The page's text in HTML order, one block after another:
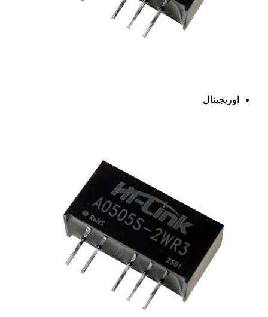
اوریجینال